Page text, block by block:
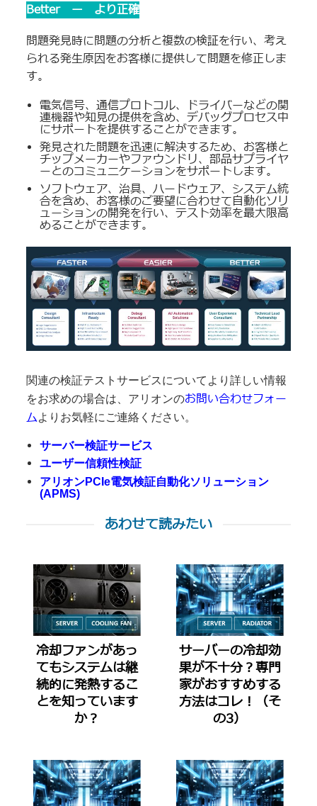
Better ー より正確
問題発見時に問題の分析と複数の検証を行い、考え
られる発生原因をお客様に提供して問題を修正しま
す。
電気信号、通信プロトコル、ドライバーなどの関
連機器や知見の提供を含め、デバッグプロセス中
にサポートを提供することができます。
発見された問題を迅速に解決するため、お客様と
チップメーカーやファウンドリ、部品サプライヤ
ーとのコミュニケーションをサポートします。
ソフトウェア、治具、ハードウェア、システム統
合を含め、お客様のご要望に合わせて自動化ソリ
ューションの開発を行い、テスト効率を最大限高
めることができます。
関連の検証テストサービスについてより詳しい情報
をお求めの場合は、アリオンのお問い合わせフォー
ムよりお気軽にご連絡ください。
サーバー検証サービス
ユーザー信頼性検証
アリオンPCIe電気検証自動化ソリューション
(APMS)
あわせて読みたい
冷却ファンがあっ
てもシステムは継
続的に発熱するこ
とを知っています
か？
サーバーの冷却効
果が不十分？専門
家がおすすめする
方法はコレ！（そ
の3）